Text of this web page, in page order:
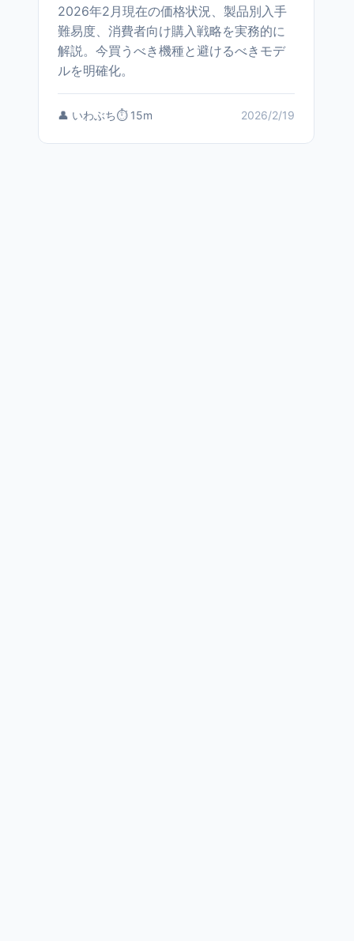
2026年2月現在の価格状況、製品別入手
難易度、消費者向け購入戦略を実務的に
解説。今買うべき機種と避けるべきモデ
ルを明確化。
👤 いわぶち⏱️ 15m 2026/2/19